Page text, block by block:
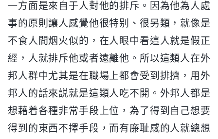
一方面是來自于人對他的排斥。因為他為人處
事的原則讓人感覺他很特别、很另類，就像是
不食人間烟火似的，在人眼中看這人就是假正
經，人就排斥他或者遠離他。所以這類人在外
邦人群中尤其是在職場上都會受到排擠，用外
邦人的話來説就是這類人吃不開。外邦人都是
想藉着各種非常手段上位，為了得到自己想要
得到的東西不擇手段，而有廉耻感的人就總想